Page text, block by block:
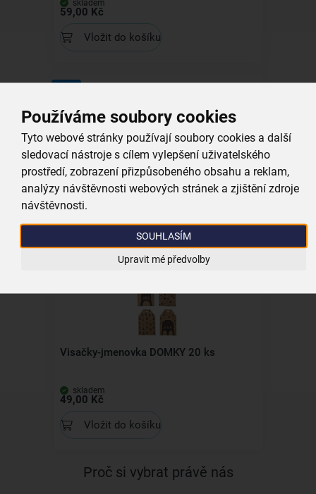
Používáme soubory cookies
Tyto webové stránky používají soubory cookies a další
sledovací nástroje s cílem vylepšení uživatelského
prostředí, zobrazení přizpůsobeného obsahu a reklam,
analýzy návštěvnosti webových stránek a zjištění zdroje
návštěvnosti.
SOUHLASÍM
Upravit mé předvolby
skladem
59,00 Kč
Vložit do košíku
Kolekce
Visačky-jmenovka DOMKY 20 ks
49,00 Kč
Vložit do košíku
Visačky-jmenovka DOMKY 20 ks
skladem
49,00 Kč
Vložit do košíku
Proč si vybrat právě nás